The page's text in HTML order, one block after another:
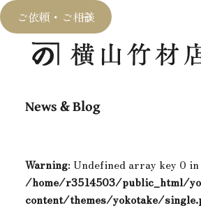
ご依頼・ご相談
News & Blog
Warning: Undefined array key 0 in
/home/r3514503/public_html/
content/themes/yokotake/